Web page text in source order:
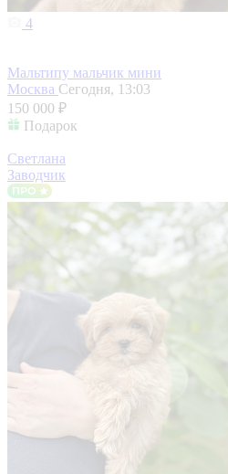
4
Мальтипу мальчик мини
Москва Сегодня, 13:03
150 000 ₽
Подарок
Светлана
Заводчик